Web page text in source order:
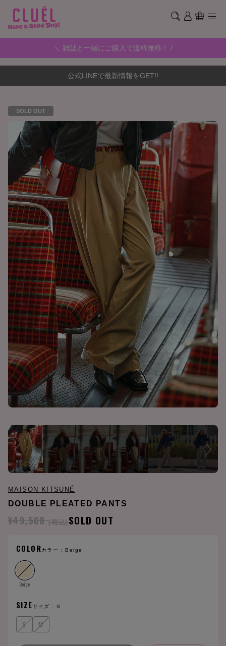
＼ 雑誌と一緒にご購入で送料無料！ /
公式LINEで最新情報をGET!!
SOLD OUT
MAISON KITSUNÉ
DOUBLE PLEATED PANTS
¥49,500 (税込)SOLD OUT
COLORカラー : Beige
Beige
SIZEサイズ :S
S M